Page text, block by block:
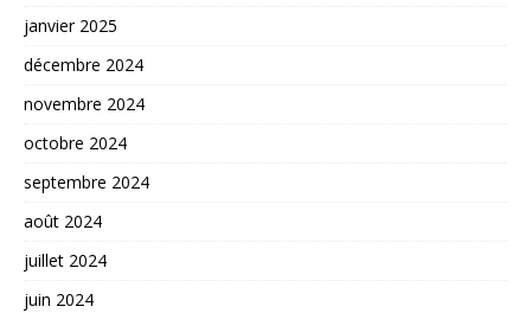
janvier 2025
décembre 2024
novembre 2024
octobre 2024
septembre 2024
août 2024
juillet 2024
juin 2024